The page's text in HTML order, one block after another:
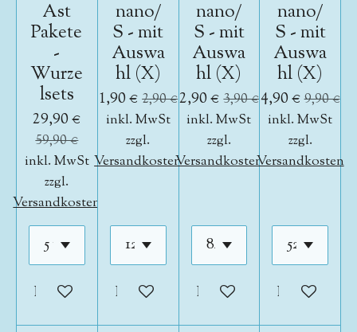
Ast
Pakete
-
Wurze
lsets
29,90 €
59,90 €
inkl. MwSt
zzgl.
Versandkosten
In den Warenkorb
nano/
S - mit
Auswa
hl (X)
1,90 € 2,90 €
inkl. MwSt
zzgl.
Versandkosten
In den Warenkorb
nano/
S - mit
Auswa
hl (X)
2,90 € 3,90 €
inkl. MwSt
zzgl.
Versandkosten
In den Warenkorb
nano/
S - mit
Auswa
hl (X)
4,90 €9,90 €
inkl. MwSt
zzgl.
Versandkosten
In den